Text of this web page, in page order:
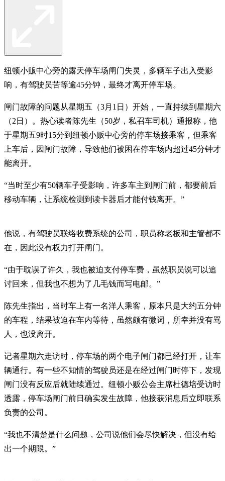
纽顿小贩中心旁的露天停车场闸门失灵，多辆车子出入受影
响，有驾驶员苦等逾45分钟，最终才离开停车场。
闸门故障的问题从星期五（3月1日）开始，一直持续到星期六
（2日）。热心读者陈先生（50岁，私召车司机）通报称，他
于星期五9时15分到纽顿小贩中心旁的停车场接乘客，但乘客
上车后，因闸门故障，导致他们被困在停车场内超过45分钟才
能离开。
“当时至少有50辆车子受影响，许多车主到闸门前，都要前后
移动车辆，让系统检测到读卡器后才能付钱离开。”
他说，有驾驶员联络收费系统的公司，职员称老板和主管都不
在，因此没有权力打开闸门。
“由于耽误了许久，我也被迫支付停车费，虽然职员说可以追
讨回来，但我也不想为了几毛钱而写电邮。”
陈先生指出，当时车上有一名洋人乘客，原本只是大约五分钟
的车程，结果被迫在车内等待，虽然颇有微词，所幸并没有骂
人，也没离开。
记者星期六走访时，停车场的两个电子闸门都已经打开，让车
辆通行。有一些不知情的驾驶员还是在经过闸门时停下，发现
闸门没有反应后就陆续通过。纽顿小贩公会主席杜德培受访时
透露，停车场闸门前日确实发生故障，他接获消息后立即联系
负责的公司。
“我也不清楚是什么问题，公司说他们会尽快解决，但没有给
出一个期限。”